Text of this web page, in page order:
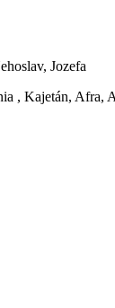
Jozefa
, Kajetán, Afra,